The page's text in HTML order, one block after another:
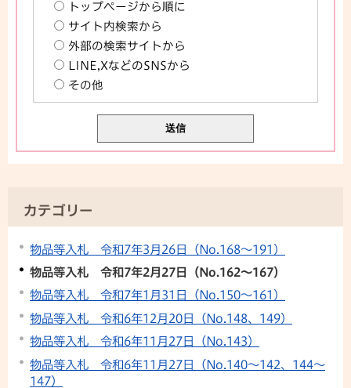
トップページから順に
サイト内検索から
外部の検索サイトから
LINE,XなどのSNSから
その他
カテゴリー
物品等入札 令和7年3月26日（No.168～191）
物品等入札 令和7年2月27日（No.162～167）
物品等入札 令和7年1月31日（No.150～161）
物品等入札 令和6年12月20日（No.148、149）
物品等入札 令和6年11月27日（No.143）
物品等入札 令和6年11月27日（No.140〜142、144～
147）